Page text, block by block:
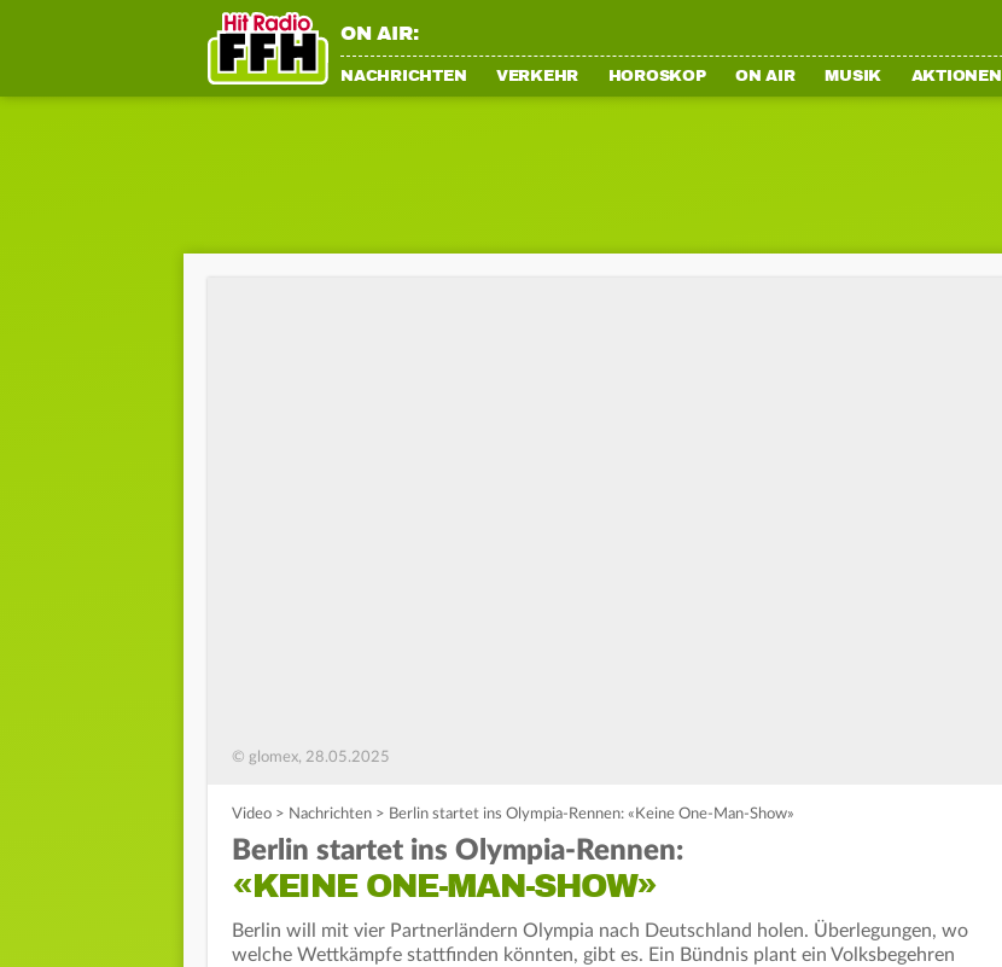
ON AIR:
NACHRICHTEN VERKEHR HOROSKOP ON AIR MUSIK AKTIONEN
© glomex, 28.05.2025
Video > Nachrichten > Berlin startet ins Olympia-Rennen: «Keine One-Man-Show»
Berlin startet ins Olympia-Rennen:
«KEINE ONE-MAN-SHOW»
Berlin will mit vier Partnerländern Olympia nach Deutschland holen. Überlegungen, wo
welche Wettkämpfe stattfinden könnten, gibt es. Ein Bündnis plant ein Volksbegehren